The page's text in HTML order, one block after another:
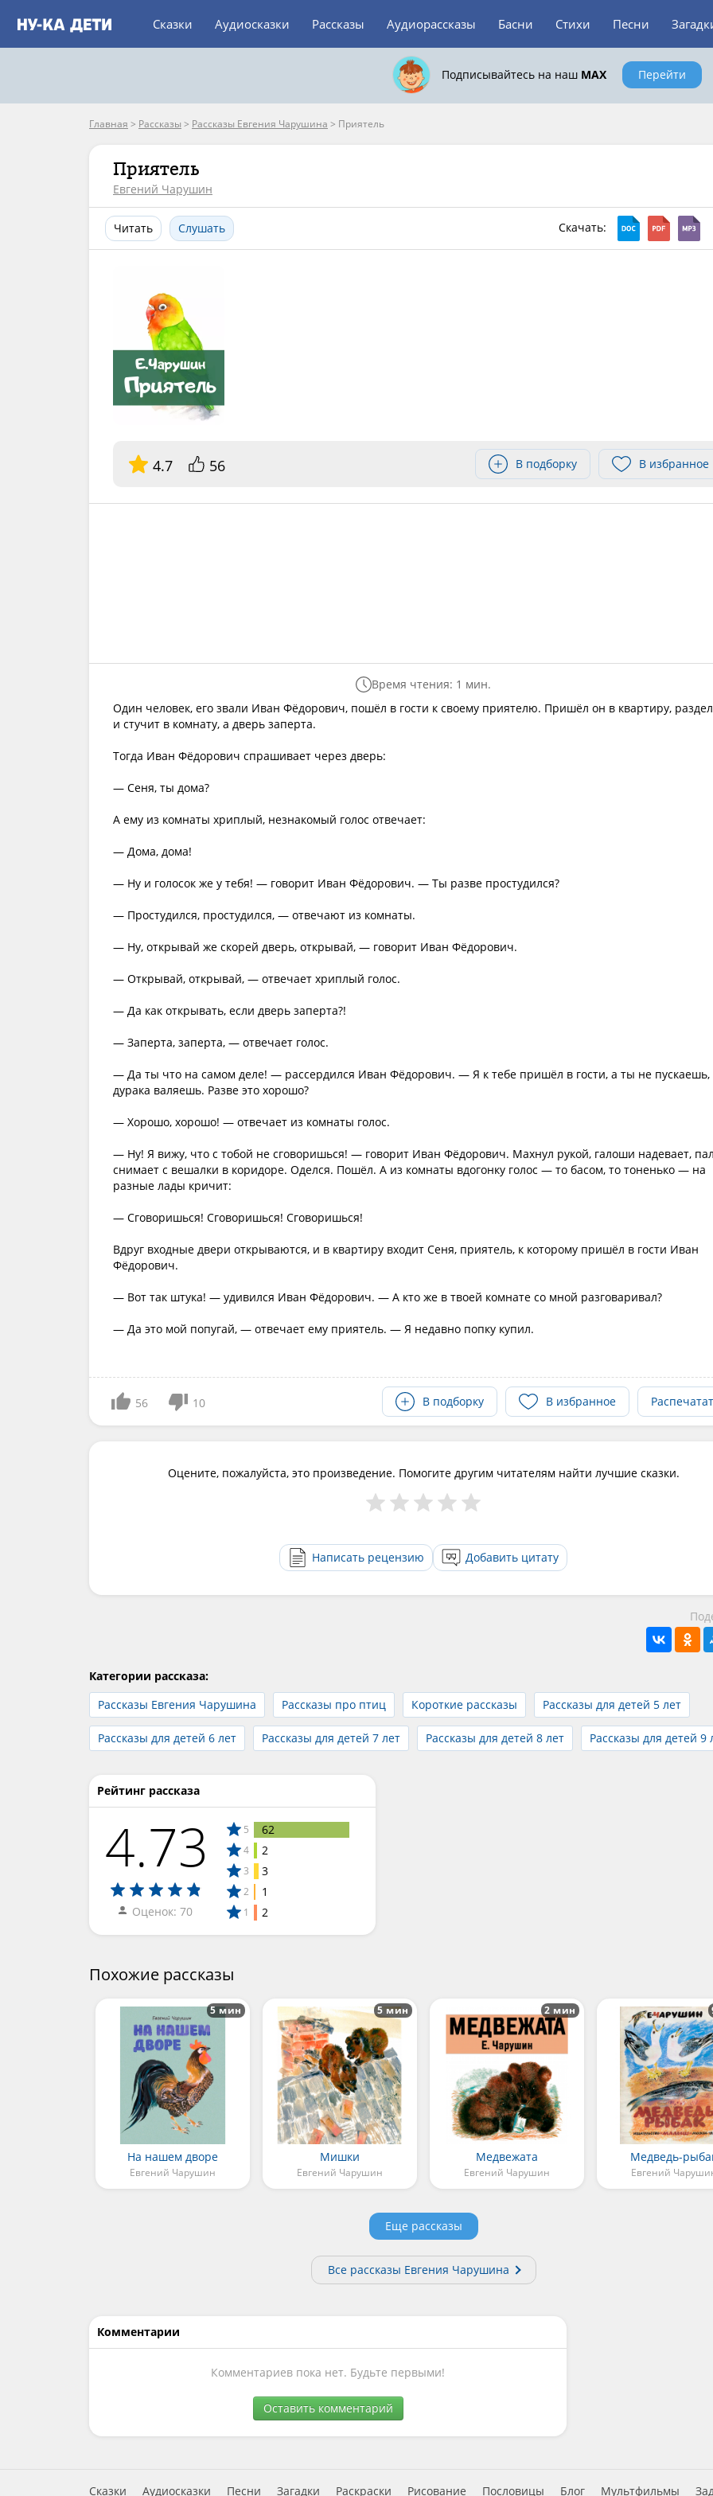
Сказки Аудиосказки Рассказы Аудиорассказы Басни Стихи Песни
Подписывайтесь на наш MAX Перейти
Главная > Рассказы > Рассказы Евгения Чарушина > Приятель
Приятель
Евгений Чарушин
Читать Слушать Скачать:
4.7 56 В подборку В избранное
Время чтения: 1 мин.
Один человек, его звали Иван Фёдорович, пошёл в гости к своему приятелю. Пришёл он в квартиру,
и стучит в комнату, а дверь заперта.
Тогда Иван Фёдорович спрашивает через дверь:
— Сеня, ты дома?
А ему из комнаты хриплый, незнакомый голос отвечает:
— Дома, дома!
— Ну и голосок же у тебя! — говорит Иван Фёдорович. — Ты разве простудился?
— Простудился, простудился, — отвечают из комнаты.
— Ну, открывай же скорей дверь, открывай, — говорит Иван Фёдорович.
— Открывай, открывай, — отвечает хриплый голос.
— Да как открывать, если дверь заперта?!
— Заперта, заперта, — отвечает голос.
— Да ты что на самом деле! — рассердился Иван Фёдорович. — Я к тебе пришёл в гости, а ты не пускаешь,
дурака валяешь. Разве это хорошо?
— Хорошо, хорошо! — отвечает из комнаты голос.
— Ну! Я вижу, что с тобой не сговоришься! — говорит Иван Фёдорович. Махнул рукой, галоши надевает,
снимает с вешалки в коридоре. Оделся. Пошёл. А из комнаты вдогонку голос — то басом, то тоненько — на
разные лады кричит:
— Сговоришься! Сговоришься! Сговоришься!
Вдруг входные двери открываются, и в квартиру входит Сеня, приятель, к которому пришёл в гости Иван
Фёдорович.
— Вот так штука! — удивился Иван Фёдорович. — А кто же в твоей комнате со мной разговаривал?
— Да это мой попугай, — отвечает ему приятель. — Я недавно попку купил.
56 10 В подборку В избранное
Оцените, пожалуйста, это произведение. Помогите другим читателям найти лучшие сказки.
Написать рецензию Добавить цитату
Категории рассказа:
Рассказы Евгения Чарушина
Рассказы про птиц Короткие рассказы Рассказы для детей 5 лет
Рассказы для детей 6 лет Рассказы для детей 7 лет Рассказы для детей 8 лет Рассказы для детей 9
Рейтинг рассказа
4.73
Оценок: 70
5 62
4 2
3 3
2 1
1 2
Похожие рассказы
На нашем дворе
Евгений Чарушин
5 мин
Мишки
Евгений Чарушин
5 мин
Медвежата
Евгений Чарушин
2 мин
Медведь-
Евгений
Еще рассказы
Все рассказы Евгения Чарушина
Комментарии
Комментариев пока нет. Будьте первыми!
Оставить комментарий
Сказки Аудиосказки Песни Загадки Раскраски Рисование Пословицы Блог Мультфильмы